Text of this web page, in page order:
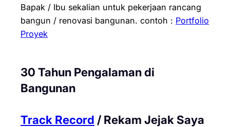
Bapak / Ibu sekalian untuk pekerjaan rancang
bangun / renovasi bangunan. contoh : Portfolio
Proyek
30 Tahun Pengalaman di
Bangunan
Track Record / Rekam Jejak Saya